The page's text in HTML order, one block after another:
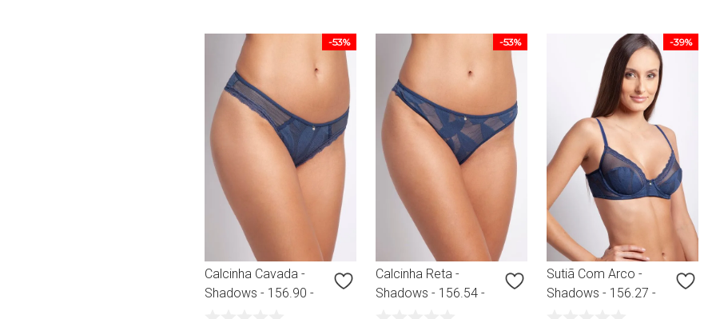
-53%
Calcinha Cavada -
Shadows - 156.90 -
-53%
Calcinha Reta -
Shadows - 156.54 -
-39%
Sutiã Com Arco -
Shadows - 156.27 -